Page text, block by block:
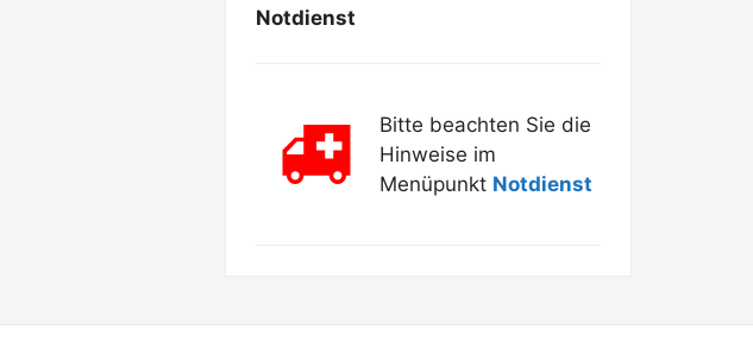
Notdienst
Bitte beachten Sie die
Hinweise im
Menüpunkt Notdienst